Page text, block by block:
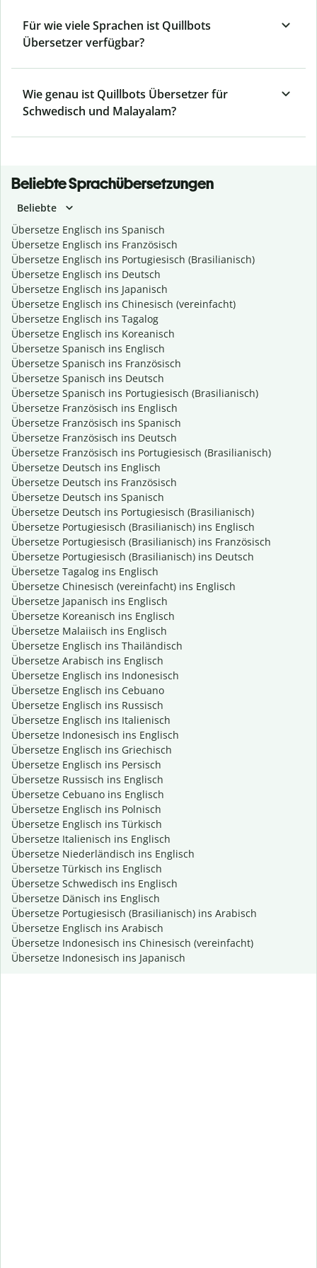
Für wie viele Sprachen ist Quillbots
Übersetzer verfügbar?
Wie genau ist Quillbots Übersetzer für
Schwedisch und Malayalam?
Beliebte Sprachübersetzungen
Beliebte
Übersetze Englisch ins Spanisch
Übersetze Englisch ins Französisch
Übersetze Englisch ins Portugiesisch (Brasilianisch)
Übersetze Englisch ins Deutsch
Übersetze Englisch ins Japanisch
Übersetze Englisch ins Chinesisch (vereinfacht)
Übersetze Englisch ins Tagalog
Übersetze Englisch ins Koreanisch
Übersetze Spanisch ins Englisch
Übersetze Spanisch ins Französisch
Übersetze Spanisch ins Deutsch
Übersetze Spanisch ins Portugiesisch (Brasilianisch)
Übersetze Französisch ins Englisch
Übersetze Französisch ins Spanisch
Übersetze Französisch ins Deutsch
Übersetze Französisch ins Portugiesisch (Brasilianisch)
Übersetze Deutsch ins Englisch
Übersetze Deutsch ins Französisch
Übersetze Deutsch ins Spanisch
Übersetze Deutsch ins Portugiesisch (Brasilianisch)
Übersetze Portugiesisch (Brasilianisch) ins Englisch
Übersetze Portugiesisch (Brasilianisch) ins Französisch
Übersetze Portugiesisch (Brasilianisch) ins Deutsch
Übersetze Tagalog ins Englisch
Übersetze Chinesisch (vereinfacht) ins Englisch
Übersetze Japanisch ins Englisch
Übersetze Koreanisch ins Englisch
Übersetze Malaiisch ins Englisch
Übersetze Englisch ins Thailändisch
Übersetze Arabisch ins Englisch
Übersetze Englisch ins Indonesisch
Übersetze Englisch ins Cebuano
Übersetze Englisch ins Russisch
Übersetze Englisch ins Italienisch
Übersetze Indonesisch ins Englisch
Übersetze Englisch ins Griechisch
Übersetze Englisch ins Persisch
Übersetze Russisch ins Englisch
Übersetze Cebuano ins Englisch
Übersetze Englisch ins Polnisch
Übersetze Englisch ins Türkisch
Übersetze Italienisch ins Englisch
Übersetze Niederländisch ins Englisch
Übersetze Türkisch ins Englisch
Übersetze Schwedisch ins Englisch
Übersetze Dänisch ins Englisch
Übersetze Portugiesisch (Brasilianisch) ins Arabisch
Übersetze Englisch ins Arabisch
Übersetze Indonesisch ins Chinesisch (vereinfacht)
Übersetze Indonesisch ins Japanisch